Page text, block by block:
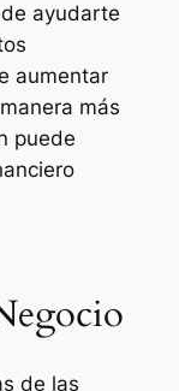
ayudarte
aumentar
más
puede
de las